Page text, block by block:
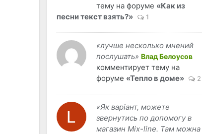
тему на форуме «Как из
песни текст взять?»
1
«лучше несколько мнений
послушать» Влад Белоусов
комментирует тему на
форуме «Тепло в доме» 2
«Як варіант, можете
звернутись по допомогу в
магазин Mix-line. Там можна